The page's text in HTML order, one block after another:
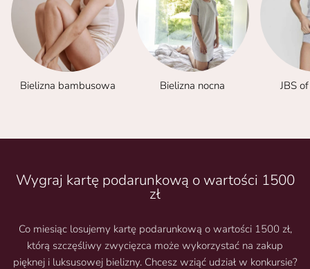
Bielizna bambusowa Bielizna nocna JBS
Wygraj kartę podarunkową o wartości 1500
zł
Co miesiąc losujemy kartę podarunkową o wartości 1500 zł,
którą szczęśliwy zwycięzca może wykorzystać na zakup
pięknej i luksusowej bielizny. Chcesz wziąć udział w konkursie?